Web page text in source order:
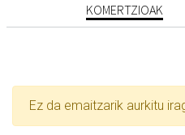
KOMERTZIOAK
Ez da emaitzarik aurkitu